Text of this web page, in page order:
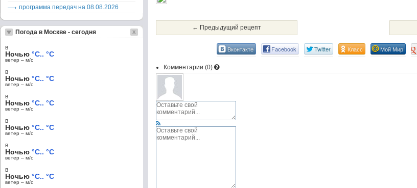
← Предыдущий рецепт
Вконтакте Facebook Twitter Класс Мой Мир
Комментарии (0)
программа передач на 08.08.2026
Погода в Москве - сегодня
в
Ночью °C.. °C
ветер – м/c
в
Ночью °C.. °C
ветер – м/c
в
Ночью °C.. °C
ветер – м/c
в
Ночью °C.. °C
ветер – м/c
в
Ночью °C.. °C
ветер – м/c
в
Ночью °C.. °C
ветер – м/c